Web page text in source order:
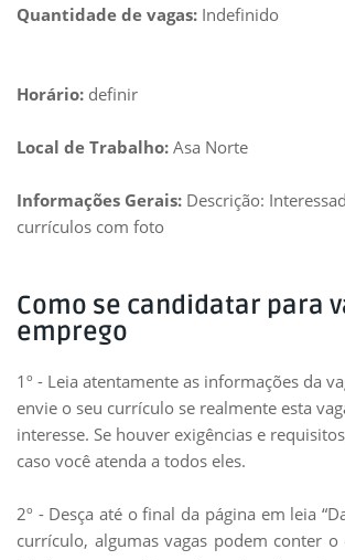
Quantidade de vagas: Indefinido
Horário: definir
Local de Trabalho: Asa Norte
Informações Gerais: Descrição:
currículos com foto
Como se candidatar para
emprego
1º - Leia atentamente as informações da
envie o seu currículo se realmente esta
interesse. Se houver exigências e
caso você atenda a todos eles.
2º - Desça até o final da página em leia
currículo, algumas vagas podem conter o